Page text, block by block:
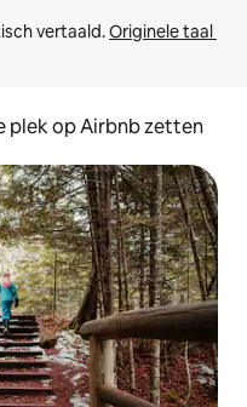
vertaald. Originele taal
plek op Airbnb zetten